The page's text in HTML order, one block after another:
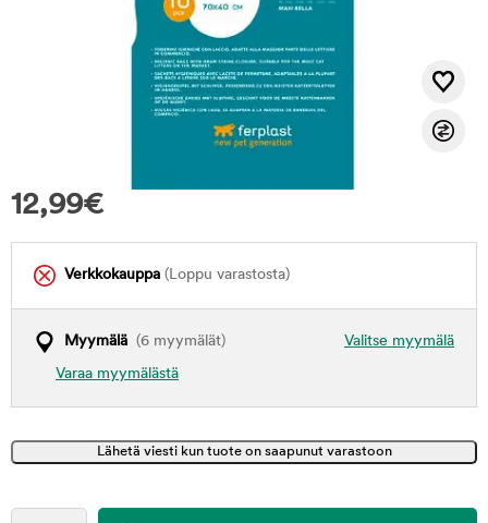
12,99€
Verkkokauppa (Loppu varastosta)
Valitse myymälä
Myymälä (6 myymälät)
Varaa myymälästä